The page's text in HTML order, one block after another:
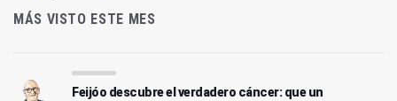
MÁS VISTO ESTE MES
Feijóo descubre el verdadero cáncer: que un